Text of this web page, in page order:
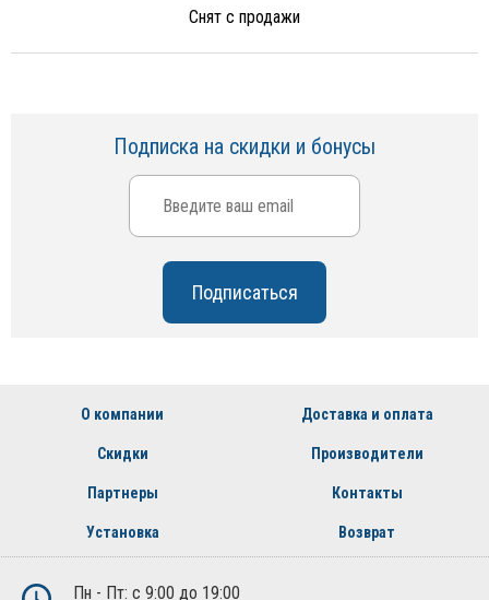
Снят с продажи
Подписка на скидки и бонусы
О компании Доставка и оплата
Скидки Производители
Партнеры Контакты
Установка Возврат
Пн - Пт: с 9:00 до 19:00